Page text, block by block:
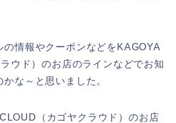
の情報やクーポンなどをKAGOYA
ウド）のお店のラインなどでお知
な～と思いました。
（カゴヤクラウド）のお店